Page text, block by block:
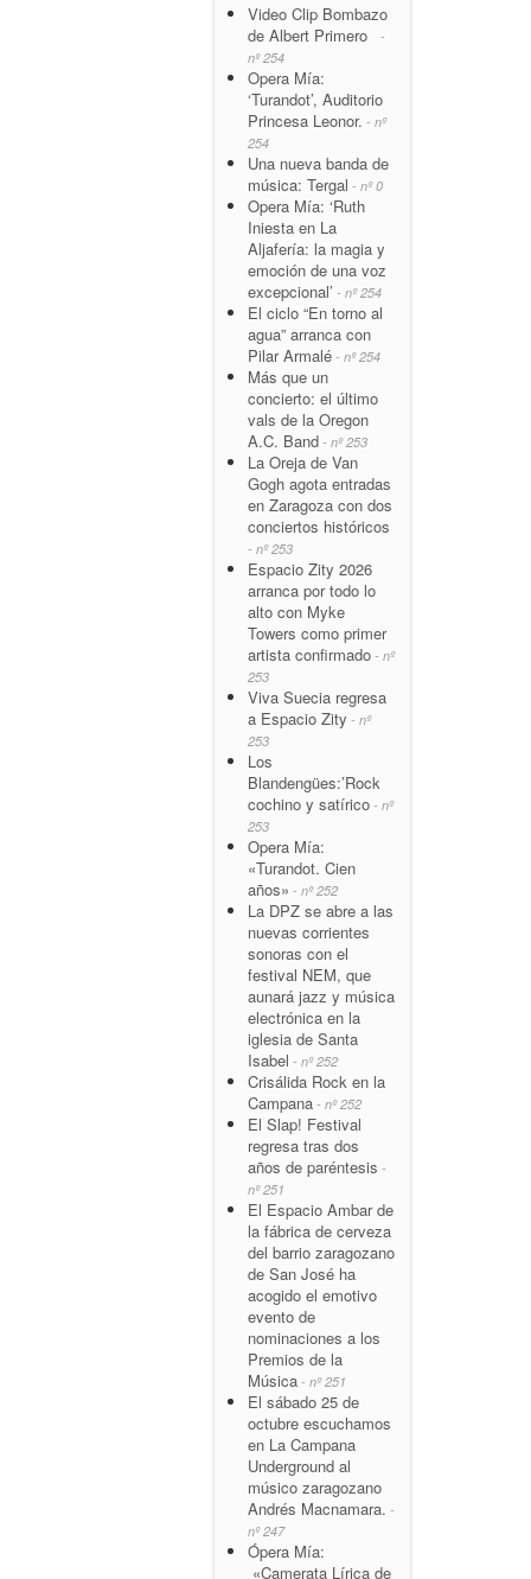
Video Clip Bombazo
de Albert Primero
-
nº 254
Opera Mía:
‘Turandot’, Auditorio
Princesa Leonor. - nº
254
Una nueva banda de
música: Tergal - nº 0
Opera Mía: ‘Ruth
Iniesta en La
Aljafería: la magia y
emoción de una voz
excepcional’ - nº 254
El ciclo “En torno al
agua” arranca con
Pilar Armalé - nº 254
Más que un
concierto: el último
vals de la Oregon
A.C. Band - nº 253
La Oreja de Van
Gogh agota entradas
en Zaragoza con dos
conciertos históricos
- nº 253
Espacio Zity 2026
arranca por todo lo
alto con Myke
Towers como primer
artista confirmado - nº
253
Viva Suecia regresa
a Espacio Zity - nº
253
Los
Blandengües:’Rock
cochino y satírico - nº
253
Opera Mía:
«Turandot. Cien
años» - nº 252
La DPZ se abre a las
nuevas corrientes
sonoras con el
festival NEM, que
aunará jazz y música
electrónica en la
iglesia de Santa
Isabel - nº 252
Crisálida Rock en la
Campana - nº 252
El Slap! Festival
regresa tras dos
años de paréntesis -
nº 251
El Espacio Ambar de
la fábrica de cerveza
del barrio zaragozano
de San José ha
acogido el emotivo
evento de
nominaciones a los
Premios de la
Música - nº 251
El sábado 25 de
octubre escuchamos
en La Campana
Underground al
músico zaragozano
Andrés Macnamara. -
nº 247
Ópera Mía:
«Camerata Lírica de